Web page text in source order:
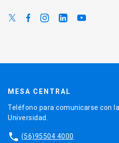
MESA CENTRAL
Teléfono para comunicarse con
Universidad.
phone (56)95504 4000